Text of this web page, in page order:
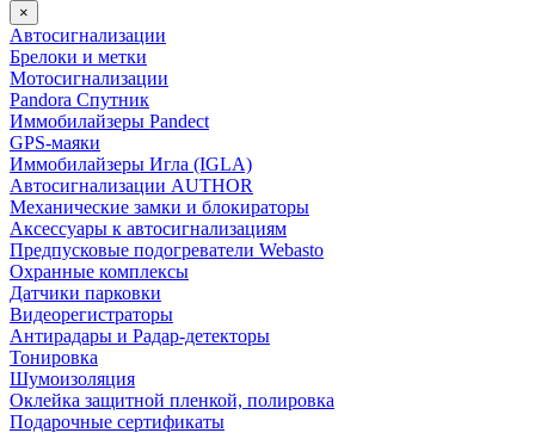
×
Автосигнализации
Брелоки и метки
Мотосигнализации
Pandora Спутник
Иммобилайзеры Pandect
GPS-маяки
Иммобилайзеры Игла (IGLA)
Автосигнализации AUTHOR
Механические замки и блокираторы
Аксессуары к автосигнализациям
Предпусковые подогреватели Webasto
Охранные комплексы
Датчики парковки
Видеорегистраторы
Антирадары и Радар-детекторы
Тонировка
Шумоизоляция
Оклейка защитной пленкой, полировка
Подарочные сертификаты